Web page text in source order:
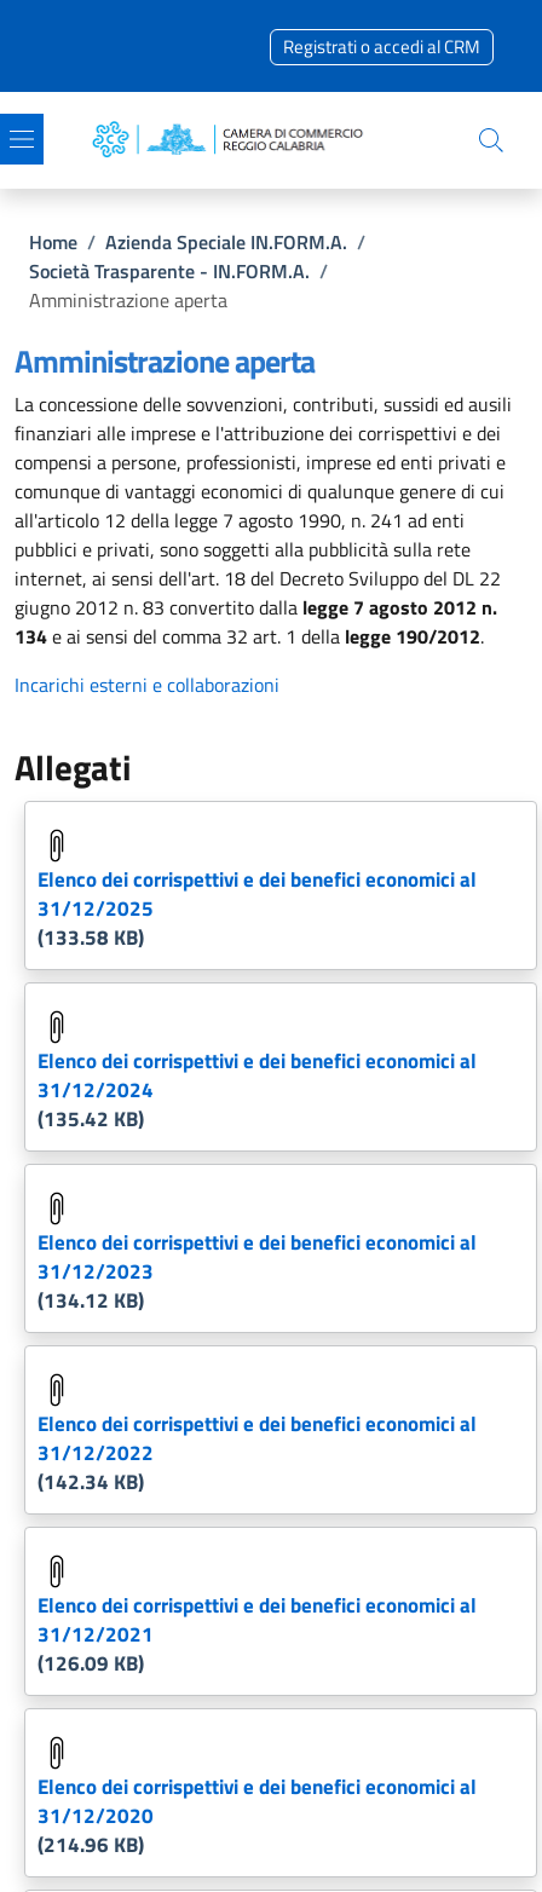
Registrati o accedi al CRM
Briciole di pane
Home / Azienda Speciale IN.FORM.A. /
Società Trasparente - IN.FORM.A. /
Amministrazione aperta
Amministrazione aperta
La concessione delle sovvenzioni, contributi, sussidi ed ausili
finanziari alle imprese e l'attribuzione dei corrispettivi e dei
compensi a persone, professionisti, imprese ed enti privati e
comunque di vantaggi economici di qualunque genere di cui
all'articolo 12 della legge 7 agosto 1990, n. 241 ad enti
pubblici e privati, sono soggetti alla pubblicità sulla rete
internet, ai sensi dell'art. 18 del Decreto Sviluppo del DL 22
giugno 2012 n. 83 convertito dalla legge 7 agosto 2012 n.
134e ai sensi del comma 32 art. 1 della legge 190/2012.
Incarichi esterni e collaborazioni
Allegati
Elenco dei corrispettivi e dei benefici economici al
31/12/2025
(133.58 KB)
Elenco dei corrispettivi e dei benefici economici al
31/12/2024
(135.42 KB)
Elenco dei corrispettivi e dei benefici economici al
31/12/2023
(134.12 KB)
Elenco dei corrispettivi e dei benefici economici al
31/12/2022
(142.34 KB)
Elenco dei corrispettivi e dei benefici economici al
31/12/2021
(126.09 KB)
Elenco dei corrispettivi e dei benefici economici al
31/12/2020
(214.96 KB)